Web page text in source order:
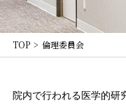
TOP 倫理委員会
院内で行われる医学的研